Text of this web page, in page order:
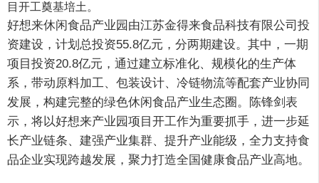
目开工奠基培土。
好想来休闲食品产业园由江苏金得来食品科技有限公司投
资建设，计划总投资55.8亿元，分两期建设。其中，一期
项目投资20.8亿元，通过建立标准化、规模化的生产体
系，带动原料加工、包装设计、冷链物流等配套产业协同
发展，构建完整的绿色休闲食品产业生态圈。陈锋剑表
示，将以好想来产业园项目开工作为重要抓手，进一步延
长产业链条、建强产业集群、提升产业能级，全力支持食
品企业实现跨越发展，聚力打造全国健康食品产业高地。